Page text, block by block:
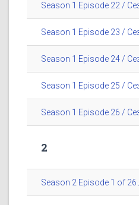
Season 1 Episode 22 /
Season 1 Episode 23 /
Season 1 Episode 24 /
Season 1 Episode 25 /
Season 1 Episode 26 /
2
Season 2 Episode 1 of